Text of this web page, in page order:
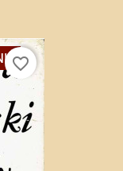
favorite_border